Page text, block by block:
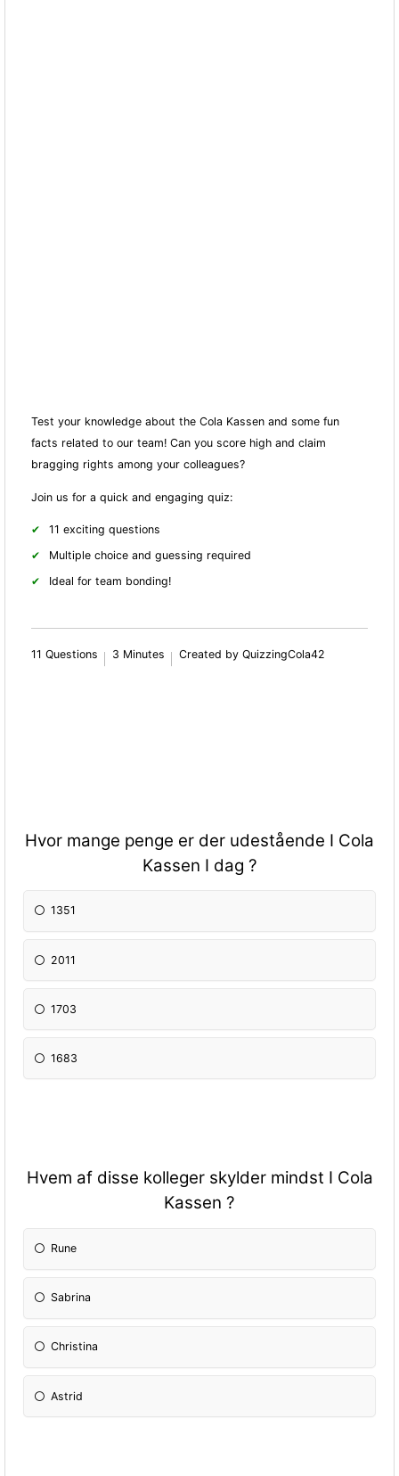
Test your knowledge about the Cola Kassen and some fun
facts related to our team! Can you score high and claim
bragging rights among your colleagues?
Join us for a quick and engaging quiz:
11 exciting questions
Multiple choice and guessing required
Ideal for team bonding!
11 Questions 3 Minutes Created by QuizzingCola42
Hvor mange penge er der udestående I Cola
Kassen I dag ?
1351
2011
1703
1683
Hvem af disse kolleger skylder mindst I Cola
Kassen ?
Rune
Sabrina
Christina
Astrid